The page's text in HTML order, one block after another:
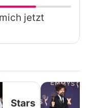
jetzt
Stars